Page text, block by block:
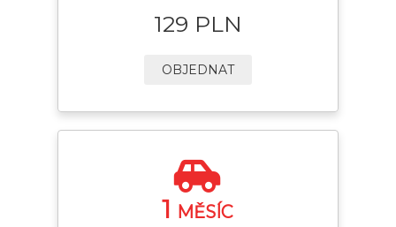
129 PLN
OBJEDNAT
1 MĚSÍC